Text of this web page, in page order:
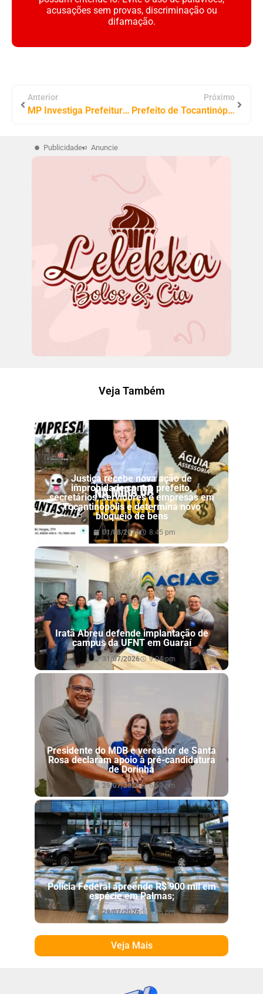
acusações sem provas, discriminação ou
difamação.
Anterior
MP Investiga Prefeitura de Tocantinópolis por Gastos Sem Licitação com Contabilidade
Próximo
Prefeito de Tocantinópolis Prioriza Obra em Rua com Apenas Uma Casa para Beneficiar Parente
Publicidade Anuncie
Veja Também
Justiça recebe nova ação de
improbidade contra prefeito,
secretários, servidores e empresas em
Tocantinópolis e determina novo
bloqueio de bens
01/08/2026 8:45 pm
Iratã Abreu defende implantação de
campus da UFNT em Guaraí
31/07/2026 9:04 pm
Presidente do MDB e vereador de Santa
Rosa declaram apoio à pré-candidatura
de Dorinha
29/07/2026 6:53 pm
Polícia Federal apreende R$ 900 mil em
espécie em Palmas;
29/07/2026 6:46 pm
Veja Mais